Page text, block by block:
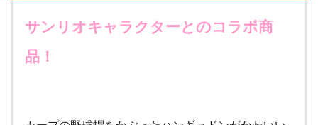
サンリオキャラクターとのコラボ商
品！